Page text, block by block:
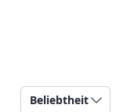
einer intuitiven
leicht. Vogt
höchsten Komfort.
Beliebtheit